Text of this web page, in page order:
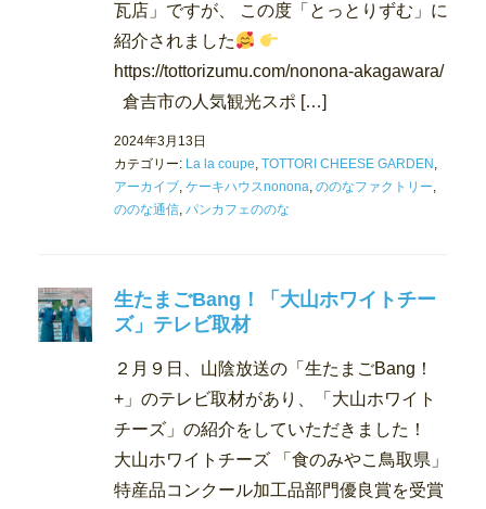
瓦店」ですが、 この度「とっとりずむ」に
紹介されました
https://tottorizumu.com/nonona-akagawara/
倉吉市の人気観光スポ […]
2024年3月13日
カテゴリー: La la coupe TOTTORI CHEESE GARDEN
アーカイブ ケーキハウスnonona ののなファクトリー
ののな通信 パンカフェののな
生たまごBang！「大山ホワイトチー
ズ」テレビ取材
２月９日、山陰放送の「生たまごBang！
+」のテレビ取材があり、「大山ホワイト
チーズ」の紹介をしていただきました！
大山ホワイトチーズ 「食のみやこ鳥取県」
特産品コンクール加工品部門優良賞を受賞